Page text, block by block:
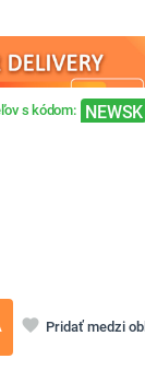
s kódom: NEWSK
favorite Pridať medzi